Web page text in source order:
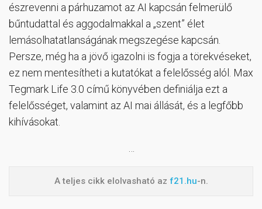
észrevenni a párhuzamot az AI kapcsán felmerülő
bűntudattal és aggodalmakkal a „szent” élet
lemásolhatatlanságának megszegése kapcsán.
Persze, még ha a jövő igazolni is fogja a törekvéseket,
ez nem mentesítheti a kutatókat a felelősség alól. Max
Tegmark Life 3.0 című könyvében definiálja ezt a
felelősséget, valamint az AI mai állását, és a legfőbb
kihívásokat.
A teljes cikk elolvasható az f21.hu-n.